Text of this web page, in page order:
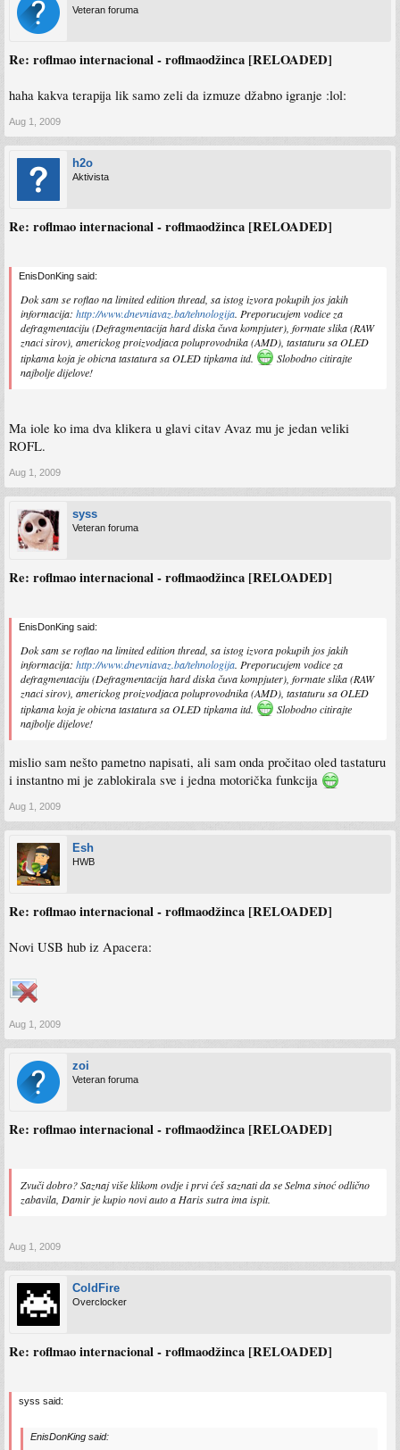
Veteran foruma
Re: roflmao internacional - roflmaodžinca [RELOADED]
haha kakva terapija lik samo zeli da izmuze džabno igranje :lol:
Aug 1, 2009
h2o
Aktivista
Re: roflmao internacional - roflmaodžinca [RELOADED]
EnisDonKing said:
Dok sam se roflao na limited edition thread, sa istog izvora pokupih jos jakih
informacija: http://www.dnevniavaz.ba/tehnologija. Preporucujem vodice za
defragmentaciju (Defragmentacija hard diska čuva kompjuter), formate slika (RAW
znaci sirov), americkog proizvodjaca poluprovodnika (AMD), tastaturu sa OLED
tipkama koja je obicna tastatura sa OLED tipkama itd.
Slobodno citirajte
najbolje dijelove!
Ma iole ko ima dva klikera u glavi citav Avaz mu je jedan veliki
ROFL.
Aug 1, 2009
syss
Veteran foruma
Re: roflmao internacional - roflmaodžinca [RELOADED]
EnisDonKing said:
Dok sam se roflao na limited edition thread, sa istog izvora pokupih jos jakih
informacija: http://www.dnevniavaz.ba/tehnologija. Preporucujem vodice za
defragmentaciju (Defragmentacija hard diska čuva kompjuter), formate slika (RAW
znaci sirov), americkog proizvodjaca poluprovodnika (AMD), tastaturu sa OLED
tipkama koja je obicna tastatura sa OLED tipkama itd.
Slobodno citirajte
najbolje dijelove!
mislio sam nešto pametno napisati, ali sam onda pročitao oled tastaturu
i instantno mi je zablokirala sve i jedna motorička funkcija
Aug 1, 2009
Esh
HWB
Re: roflmao internacional - roflmaodžinca [RELOADED]
Novi USB hub iz Apacera:
Aug 1, 2009
zoi
Veteran foruma
Re: roflmao internacional - roflmaodžinca [RELOADED]
Zvuči dobro? Saznaj više klikom ovdje i prvi ćeš saznati da se Selma sinoć odlično
zabavila, Damir je kupio novi auto a Haris sutra ima ispit.
Aug 1, 2009
ColdFire
Overclocker
Re: roflmao internacional - roflmaodžinca [RELOADED]
syss said:
EnisDonKing said: